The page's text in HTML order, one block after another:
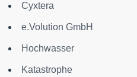
Cyxtera
e.Volution GmbH
Hochwasser
Katastrophe